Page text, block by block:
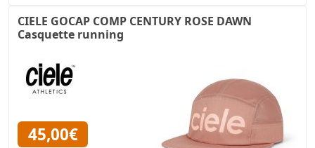
CIELE GOCAP COMP CENTURY ROSE DAWN
Casquette running
45,00€